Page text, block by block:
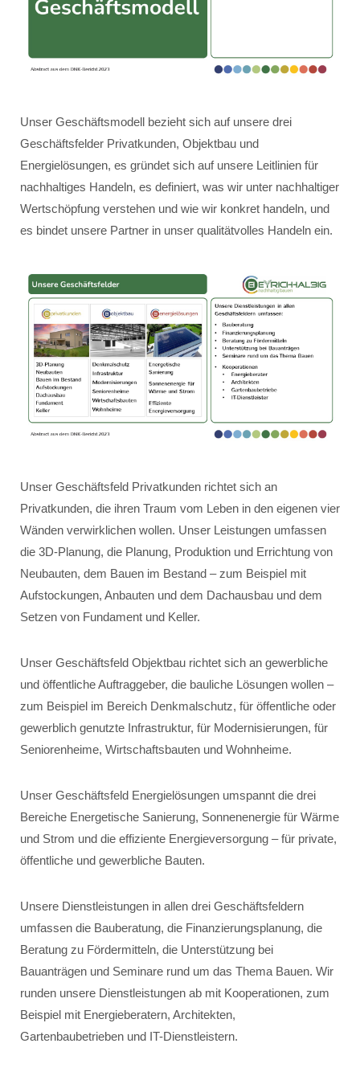
Unser Geschäftsmodell bezieht sich auf unsere drei
Geschäftsfelder Privatkunden, Objektbau und
Energielösungen, es gründet sich auf unsere Leitlinien für
nachhaltiges Handeln, es definiert, was wir unter nachhaltiger
Wertschöpfung verstehen und wie wir konkret handeln, und
es bindet unsere Partner in unser qualitätvolles Handeln ein.
Unser Geschäftsfeld Privatkunden richtet sich an
Privatkunden, die ihren Traum vom Leben in den eigenen vier
Wänden verwirklichen wollen. Unser Leistungen umfassen
die 3D-Planung, die Planung, Produktion und Errichtung von
Neubauten, dem Bauen im Bestand – zum Beispiel mit
Aufstockungen, Anbauten und dem Dachausbau und dem
Setzen von Fundament und Keller.
Unser Geschäftsfeld Objektbau richtet sich an gewerbliche
und öffentliche Auftraggeber, die bauliche Lösungen wollen –
zum Beispiel im Bereich Denkmalschutz, für öffentliche oder
gewerblich genutzte Infrastruktur, für Modernisierungen, für
Seniorenheime, Wirtschaftsbauten und Wohnheime.
Unser Geschäftsfeld Energielösungen umspannt die drei
Bereiche Energetische Sanierung, Sonnenenergie für Wärme
und Strom und die effiziente Energieversorgung – für private,
öffentliche und gewerbliche Bauten.
Unsere Dienstleistungen in allen drei Geschäftsfeldern
umfassen die Bauberatung, die Finanzierungsplanung, die
Beratung zu Fördermitteln, die Unterstützung bei
Bauanträgen und Seminare rund um das Thema Bauen. Wir
runden unsere Dienstleistungen ab mit Kooperationen, zum
Beispiel mit Energieberatern, Architekten,
Gartenbaubetrieben und IT-Dienstleistern.